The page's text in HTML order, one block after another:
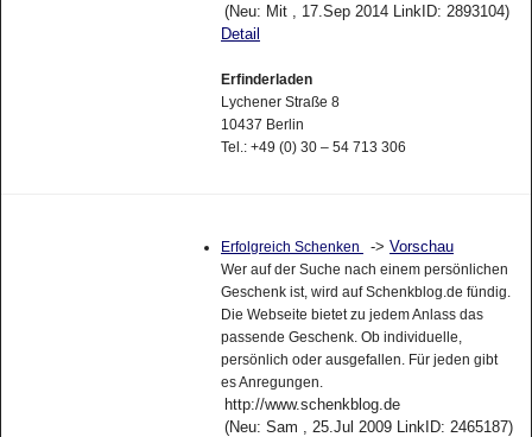
(Neu: Mit , 17.Sep 2014 LinkID: 2893104)
Detail
Erfinderladen
Lychener Straße 8
10437 Berlin
Tel.: +49 (0) 30 – 54 713 306
Erfolgreich Schenken -> Vorschau
Wer auf der Suche nach einem persönlichen
Geschenk ist, wird auf Schenkblog.de fündig.
Die Webseite bietet zu jedem Anlass das
passende Geschenk. Ob individuelle,
persönlich oder ausgefallen. Für jeden gibt
es Anregungen.
http://www.schenkblog.de
(Neu: Sam , 25.Jul 2009 LinkID: 2465187)